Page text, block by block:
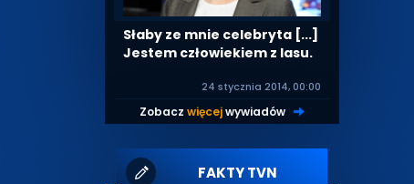
Słaby ze mnie celebryta [...]
Jestem człowiekiem z lasu.
24 stycznia 2014, 00:00
Zobaczwięcejwywiadów |
FAKTY TVN